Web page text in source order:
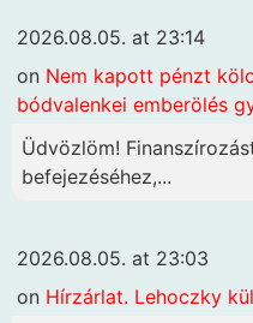
2026.08.05. at 23:14
on Nem kapott pénzt
bódvalenkei emberölés
Üdvözlöm!
befejezéséhez,...
2026.08.05. at 23:03
on Hírzárlat. Lehoczky